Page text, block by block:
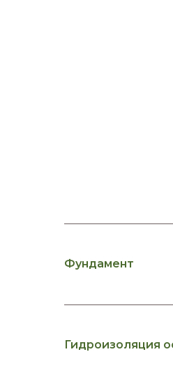
Фундамент
Гидроизоляция